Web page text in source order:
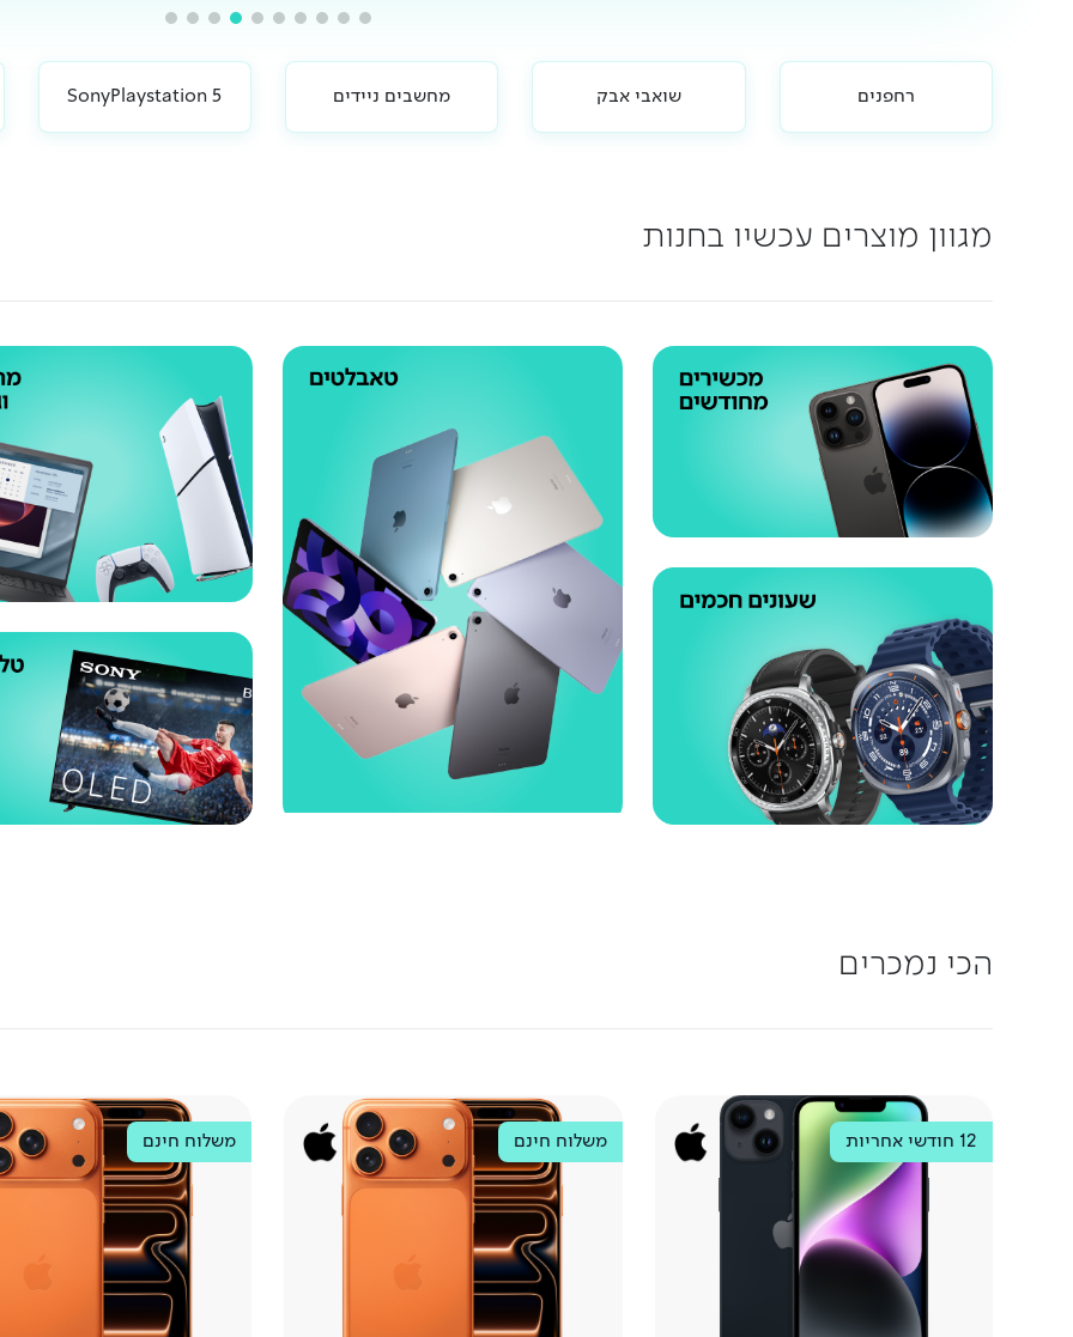
SonyPlaystation 5 מחשבים ניידים שואבי אבק רחפנים
מגוון מוצרים עכשיו בחנות
הכי נמכרים
Apple 12 חודשי אחריות Apple
משלוח חינם Apple
משלוח חינם